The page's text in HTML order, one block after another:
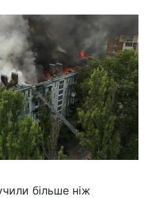
більше ніж